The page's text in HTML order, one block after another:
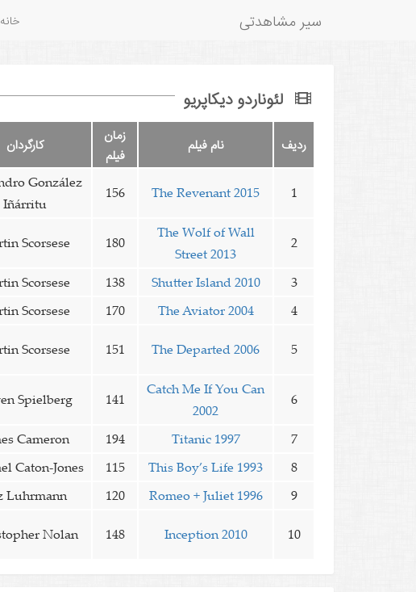
سیر مشاهدتی خانه
لئوناردو دیکاپریو
ردیف نام فیلم
زمان
فیلم
کارگردان
1
The Revenant 2015
156
González
Iñárritu
2
The Wolf of Wall
Street 2013
180
Scorsese
3
Shutter Island 2010
138
Scorsese
4
The Aviator 2004
170
Scorsese
5
The Departed 2006
151
Scorsese
6
Catch Me If You Can
2002
141
Spielberg
7
Titanic 1997
194
Cameron
8
This Boy’s Life 1993
115
Caton-Jones
9
Romeo + Juliet 1996
120
Luhrmann
10
Inception 2010
148
Nolan